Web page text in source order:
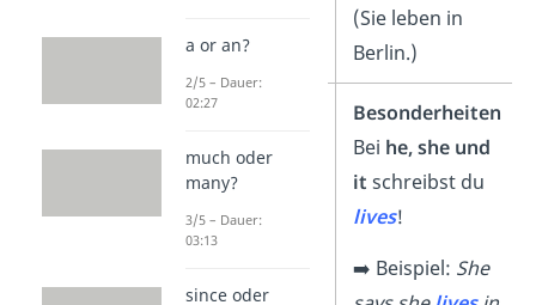
(Sie leben in
Berlin.)
Besonderheiten
DiePluralform
von life ist
➡️Beispiel:
Besonderheiten
Bei he, she und
it schreibst du
lives!
➡️ Beispiel: She
a or an?
2/5 – Dauer:
02:27
much oder
many?
3/5 – Dauer:
03:13
since oder